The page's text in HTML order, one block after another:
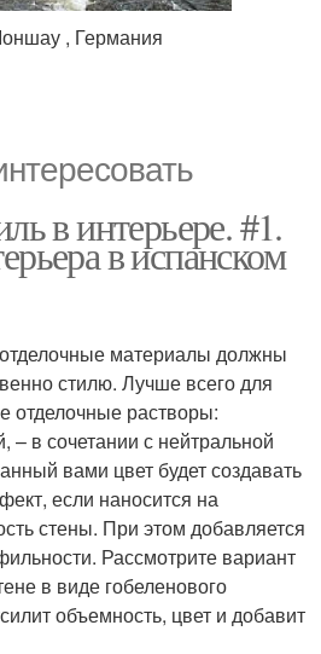
, Германия
в интерьере. #1.
в испанском
материалы должны
стилю. Лучше всего для
отделочные растворы:
– в сочетании с нейтральной
вами цвет будет создавать
если наносится на
стены. При этом добавляется
Рассмотрите вариант
в виде гобеленового
объемность, цвет и добавит